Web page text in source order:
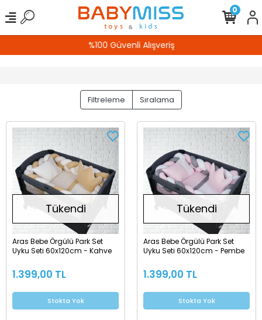
%100 Güvenli Alışveriş
0
Filtreleme Sıralama
Tükendi
Aras Bebe Örgülü Park Set
Uyku Seti 60x120cm - Kahve
1.399,00 TL
Stokta Yok
Tükendi
Aras Bebe Örgülü Park Set
Uyku Seti 60x120cm - Pembe
1.399,00 TL
Stokta Yok